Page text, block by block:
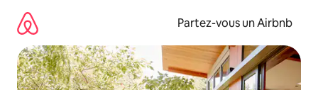
directement
contenu
Partez-vous un Airbnb